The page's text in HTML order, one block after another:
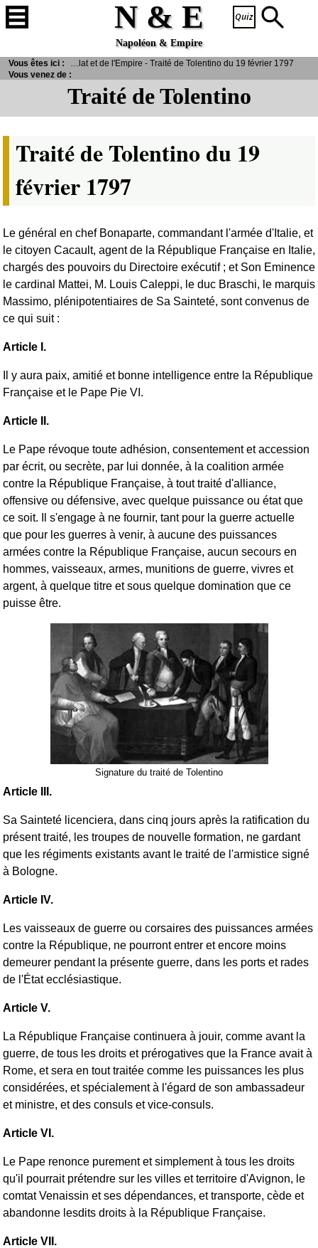
N & E
Napoléon & Empire
Traité de Tolentino
Traité de Tolentino du 19
février 1797
Le général en chef Bonaparte, commandant l'armée d'Italie, et
le citoyen Cacault, agent de la République Française en Italie,
chargés des pouvoirs du Directoire exécutif ; et Son Eminence
le cardinal Mattei, M. Louis Caleppi, le duc Braschi, le marquis
Massimo, plénipotentiaires de Sa Sainteté, sont convenus de
ce qui suit :
Article I.
Il y aura paix, amitié et bonne intelligence entre la République
Française et le Pape Pie VI.
Article II.
Le Pape révoque toute adhésion, consentement et accession
par écrit, ou secrète, par lui donnée, à la coalition armée
contre la République Française, à tout traité d'alliance,
offensive ou défensive, avec quelque puissance ou état que
ce soit. Il s'engage à ne fournir, tant pour la guerre actuelle
que pour les guerres à venir, à aucune des puissances
armées contre la République Française, aucun secours en
hommes, vaisseaux, armes, munitions de guerre, vivres et
argent, à quelque titre et sous quelque domination que ce
puisse être.
Signature du traité de Tolentino
Article III.
Sa Sainteté licenciera, dans cinq jours après la ratification du
présent traité, les troupes de nouvelle formation, ne gardant
que les régiments existants avant le traité de l'armistice signé
à Bologne.
Article IV.
Les vaisseaux de guerre ou corsaires des puissances armées
contre la République, ne pourront entrer et encore moins
demeurer pendant la présente guerre, dans les ports et rades
de l'État ecclésiastique.
Article V.
La République Française continuera à jouir, comme avant la
guerre, de tous les droits et prérogatives que la France avait à
Rome, et sera en tout traitée comme les puissances les plus
considérées, et spécialement à l'égard de son ambassadeur
et ministre, et des consuls et vice-consuls.
Article VI.
Le Pape renonce purement et simplement à tous les droits
qu'il pourrait prétendre sur les villes et territoire d'Avignon, le
comtat Venaissin et ses dépendances, et transporte, cède et
abandonne lesdits droits à la République Française.
Article VII.
Vous êtes ici :
> Texte officiel du Consulat et de l'Empire - Traité de Tolentino du 19 février 1797
Vous venez de :